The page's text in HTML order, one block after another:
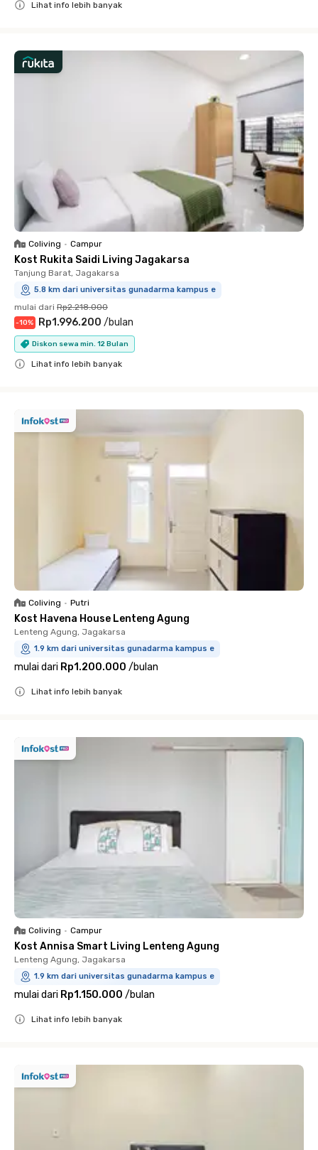
Lihat info lebih banyak
Coliving • Campur
Kost Rukita Saidi Living Jagakarsa
Tanjung Barat, Jagakarsa
5.8 km dari universitas gunadarma kampus e
mulai dari Rp2.218.000
-10% Rp1.996.200 /bulan
Diskon sewa min. 12 Bulan
Lihat info lebih banyak
Coliving • Putri
Kost Havena House Lenteng Agung
Lenteng Agung, Jagakarsa
1.9 km dari universitas gunadarma kampus e
mulai dari Rp1.200.000 /bulan
Lihat info lebih banyak
Coliving • Campur
Kost Annisa Smart Living Lenteng Agung
Lenteng Agung, Jagakarsa
1.9 km dari universitas gunadarma kampus e
mulai dari Rp1.150.000 /bulan
Lihat info lebih banyak